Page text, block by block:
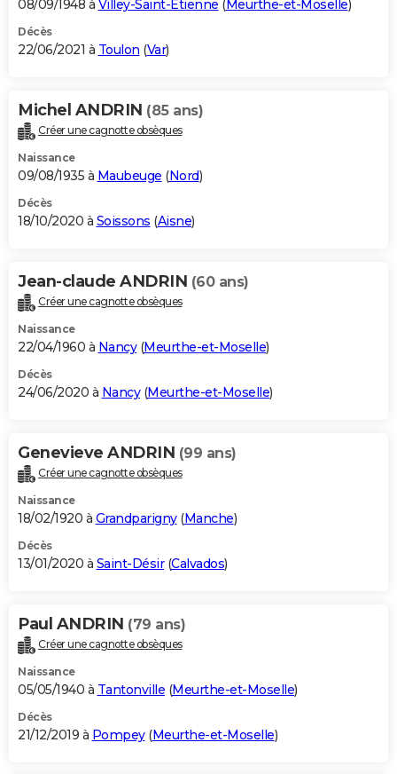
08/09/1948 à Villey-Saint-Étienne ( Meurthe-et-Moselle)
Décès
22/06/2021 à Toulon (Var)
Michel ANDRIN (85 ans)
Créer une cagnotte obsèques
Naissance
09/08/1935 à Maubeuge (Nord)
Décès
18/10/2020 à Soissons (Aisne)
Jean-claude ANDRIN (60 ans)
Créer une cagnotte obsèques
Naissance
22/04/1960 à Nancy(Meurthe-et-Moselle)
Décès
24/06/2020 à Nancy(Meurthe-et-Moselle)
Genevieve ANDRIN (99 ans)
Créer une cagnotte obsèques
Naissance
18/02/1920 à Grandparigny(Manche)
Décès
13/01/2020 à Saint-Désir(Calvados)
Paul ANDRIN (79 ans)
Créer une cagnotte obsèques
Naissance
05/05/1940 à Tantonville (Meurthe-et-Moselle)
Décès
21/12/2019 à Pompey(Meurthe-et-Moselle)